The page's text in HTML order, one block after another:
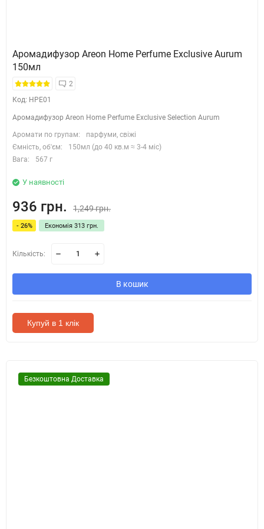
Аромадифузор Areon Home Perfume Exclusive Aurum
150мл
2
Код: HPE01
Аромадифузор Areon Home Perfume Exclusive Selection Aurum
Аромати по групам:
парфуми, свіжі
Ємність, об'єм:
150мл (до 40 кв.м ≈ 3-4 міс)
Вага:
567 г
У наявності
936 грн. 1,249 грн.
- 26% Економія 313 грн.
Кількість:
В кошик
Купуй в 1 клік
Безкоштовна Доставка